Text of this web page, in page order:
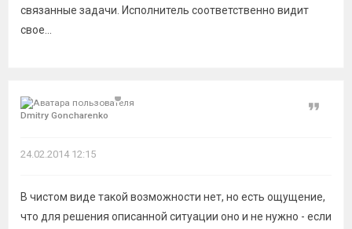
связанные задачи. Исполнитель соответственно видит
свое...
Dmitry Goncharenko
Цитата
24.02.2014 12:15
В чистом виде такой возможности нет, но есть ощущение,
что для решения описанной ситуации оно и не нужно - если